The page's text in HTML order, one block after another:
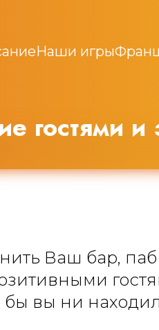
Наши игры
гостями
Ваш бар,
бы вы ни